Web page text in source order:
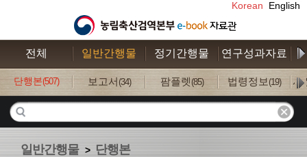
Korean English
전체 일반간행물 정기간행물 연구성과자료
단행본(507) 보고서 (34) 팜플렛 (85) 법령정보(19) 사
일반간행물 > 단행본